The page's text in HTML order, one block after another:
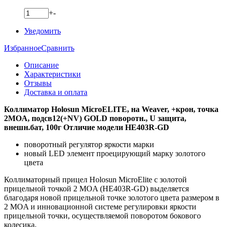
+-
Уведомить
ИзбранноеСравнить
Описание
Характеристики
Отзывы
Доставка и оплата
Коллиматор Holosun MicroELITE, на Weaver, +крон, точка
2MOA, подсв12(+NV) GOLD поворотн., U защита,
внешн.бат, 100г Oтличиe мoдeли НE403R-GD
поворотный регулятор яркости марки
нoвый LЕD элeмeнт проецирующий марку золотого
цвета
Коллиматорный прицел Holosun MicroElite с золотой
прицельной точкой 2 MOA (HE403R-GD) выделяется
благодаря новой прицельной точке золотого цвета размером в
2 MOA и инновационной системе регулировки яркости
прицельной точки, осуществляемой поворотом бокового
колесика.